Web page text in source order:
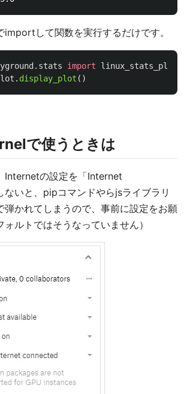
importして関数を実行するだけです。
import
linux_stats_plot
. display_plot ()
で使うときは
Internetの設定を「Internet
いと、pipコマンドやらjsライブラリ
弾かれてしまうので、事前に設定をお願
ルトではそうなっていません）